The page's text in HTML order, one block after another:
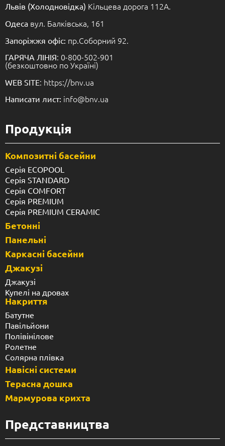
Львів (Холодновідка) Кільцева дорога 112А.
Одеса вул. Балківська, 161
Запоріжжя офіс: пр.Соборний 92.
ГАРЯЧА ЛІНІЯ: 0-800-502-901
(безкоштовно по Україні)
WEB SITE: https://bnv.ua
Написати лист: info@bnv.ua
Продукція
Композитні басейни
Серія ECOPOOL
Серія STANDARD
Серія COMFORT
Серія PREMIUM
Серія PREMIUM CERAMIC
Бетонні
Панельні
Каркасні басейни
Джакузі
Джакузі
Купелі на дровах
Накриття
Батутне
Павільйони
Полівінілове
Ролетне
Солярна плівка
Навісні системи
Терасна дошка
Мармурова крихта
Представництва